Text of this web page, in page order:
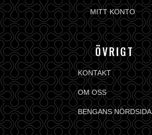
MITT KONTO
ÖVRIGT
KONTAKT
OM OSS
BENGANS NÖRDSIDA